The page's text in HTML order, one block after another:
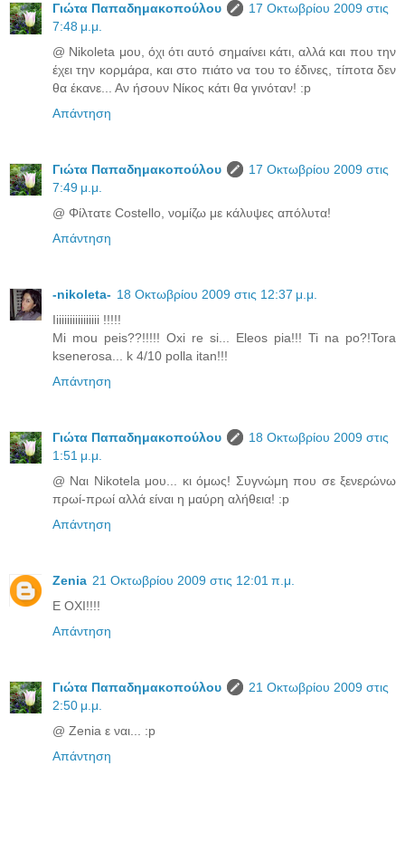
Γιώτα Παπαδημακοπούλου
17 Οκτωβρίου 2009 στις
7:48 μ.μ.
@ Nikoleta μου, όχι ότι αυτό σημαίνει κάτι, αλλά και που την
έχει την κορμάρα, και στο πιάτο να του το έδινες, τίποτα δεν
θα έκανε... Αν ήσουν Νίκος κάτι θα γινόταν! :p
Απάντηση
Γιώτα Παπαδημακοπούλου
17 Οκτωβρίου 2009 στις
7:49 μ.μ.
@ Φίλτατε Costello, νομίζω με κάλυψες απόλυτα!
Απάντηση
-nikoleta- 18 Οκτωβρίου 2009 στις 12:37 μ.μ.
Iiiiiiiiiiiiiiiii !!!!!
Mi mou peis??!!!!! Oxi re si... Eleos pia!!! Ti na po?!Tora
ksenerosa... k 4/10 polla itan!!!
Απάντηση
Γιώτα Παπαδημακοπούλου
18 Οκτωβρίου 2009 στις
1:51 μ.μ.
@ Ναι Nikotela μου... κι όμως! Συγνώμη που σε ξενερώνω
πρωί-πρωί αλλά είναι η μαύρη αλήθεια! :p
Απάντηση
Zenia 21 Οκτωβρίου 2009 στις 12:01 π.μ.
Ε ΟΧΙ!!!!
Απάντηση
Γιώτα Παπαδημακοπούλου
21 Οκτωβρίου 2009 στις
2:50 μ.μ.
@ Zenia ε ναι... :p
Απάντηση